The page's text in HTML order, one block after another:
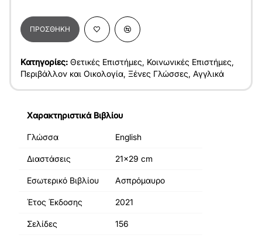
ΠΡΟΣΘΉΚΗ
Κατηγορίες: Θετικές Επιστήμες, Κοινωνικές Επιστήμες,
Περιβάλλον και Οικολογία, Ξένες Γλώσσες, Αγγλικά
Χαρακτηριστικά Βιβλίου
Γλώσσα English
Διαστάσεις 21x29 cm
Εσωτερικό Βιβλίου Ασπρόμαυρο
Έτος Έκδοσης 2021
Σελίδες 156